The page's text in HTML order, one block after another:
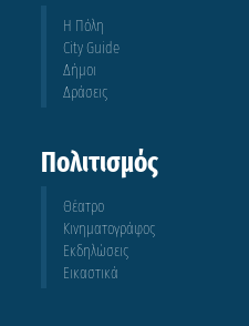
Η Πόλη
City Guide
Δήμοι
Δράσεις
Πολιτισμός
Θέατρο
Κινηματογράφος
Εκδηλώσεις
Εικαστικά